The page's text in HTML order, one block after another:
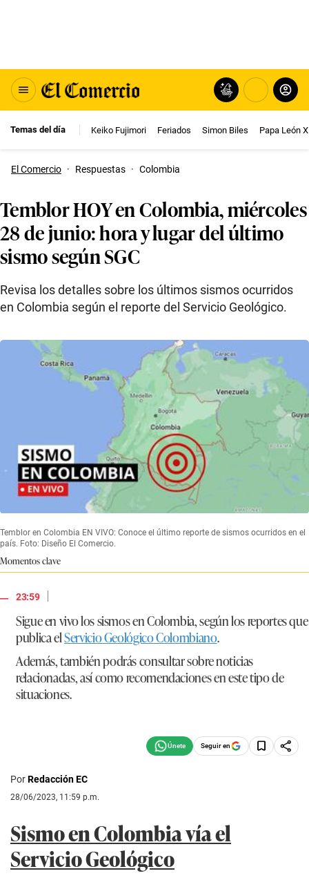
Temas del día Keiko Fujimori Feriados Simon Biles Papa León
El Comercio · Respuestas · Colombia
Temblor HOY en Colombia, miércoles
28 de junio: hora y lugar del último
sismo según SGC
Revisa los detalles sobre los últimos sismos ocurridos
en Colombia según el reporte del Servicio Geológico.
Temblor en Colombia EN VIVO: Conoce el último reporte de sismos ocurridos en el
país. Foto: Diseño El Comercio.
Momentos clave
23:59
|
Sigue en vivo los sismos en Colombia, según los reportes que
publica elServicio Geológico Colombiano.
Además, también podrás consultar sobre noticias
relacionadas, así como recomendaciones en este tipo de
situaciones.
Seguir en
PorRedacción EC
28/06/2023, 11:59 p.m.
Sismo en Colombia vía el
Servicio Geológico